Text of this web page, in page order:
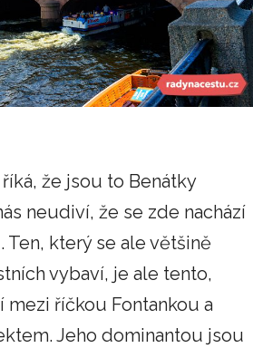
že jsou to Benátky
neudiví, že se zde nachází
Ten, který se ale většině
vybaví, je ale tento,
říčkou Fontankou a
Jeho dominantou jsou